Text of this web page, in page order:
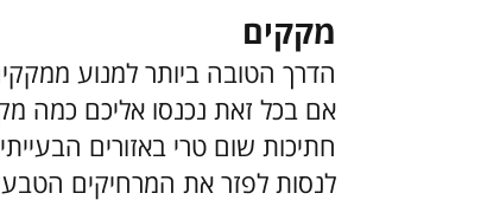
מקקים
הדרך הטובה ביותר למנוע
אם בכל זאת נכנסו אליכם כמה
חתיכות שום טרי באזורים
לנסות לפזר את המרחיקים